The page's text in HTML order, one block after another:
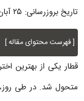
تاریخ بروزرسانی: ۲۵ آبان ۱۴۰۴
[ فهرست محتوای مقاله ]
قطار یکی از بهترین
متحول شد. در طی روز،